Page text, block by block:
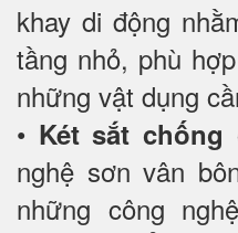
khay di động
tầng nhỏ, phù
những vật dụng
• Két sắt chống
nghệ sơn vân
những công